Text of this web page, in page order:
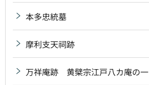
本多忠統墓
摩利支天祠跡
万祥庵跡 黄檗宗江戸八カ庵の一